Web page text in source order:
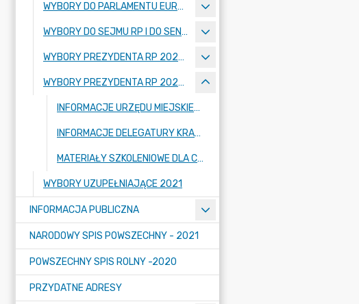
WYBORY DO PARLAMENTU EUROPEJSKIEGO 26 MAJ 2019
WYBORY DO SEJMU RP I DO SENATU RP - 13 PAŹDZIERNIKA 2019 R.
WYBORY PREZYDENTA RP 2020 - 10 MAJA 2020
WYBORY PREZYDENTA RP 2020 - 28 CZERWCA 2020
INFORMACJE URZĘDU MIEJSKIEGO W STRYKOWIE
INFORMACJE DELEGATURY KRAJOWEGO BIURA WYBORCZEGO W ŁODZI
MATERIAŁY SZKOLENIOWE DLA CZŁONKÓW OBWODOWYCH KOMISJI WYBORCZYCH
WYBORY UZUPEŁNIAJĄCE 2021
INFORMACJA PUBLICZNA
NARODOWY SPIS POWSZECHNY - 2021
POWSZECHNY SPIS ROLNY -2020
PRZYDATNE ADRESY